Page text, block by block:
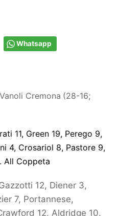
Whatsapp
Vanoli Cremona (28-16;
i 11, Green 19, Perego 9,
4, Crosariol 8, Pastore 9,
. All Coppeta
12, Diener 3,
7, Portannese,
12, Aldridge 10.